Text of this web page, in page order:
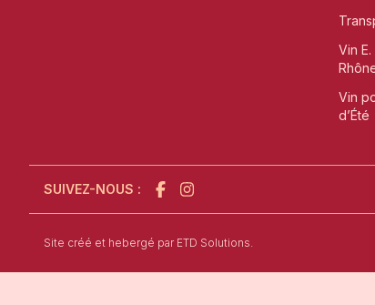
Vin
Vin
d’Été
SUIVEZ-NOUS :
Site créé et hebergé parl'agence de création de site internet à
ETD Solutions.